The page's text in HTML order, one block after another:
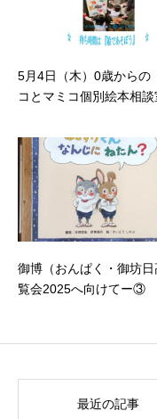
5月4日（木）0歳からの
コとマミコ個別絵本相
御博（おんぱく・御坊日
覧会2025へ向けてー③
最近の記事